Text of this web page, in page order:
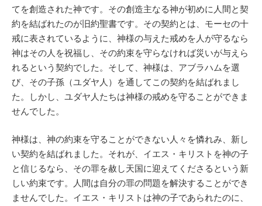
てを創造された神です。その創造主なる神が初めに人間と契
約を結ばれたのが旧約聖書です。その契約とは、モーセの十
戒に表されているように、神様の与えた戒めを人が守るなら
神はその人を祝福し、その約束を守らなければ災いが与えら
れるという契約でした。そして、神様は、アブラハムを選
び、その子孫（ユダヤ人）を通してこの契約を結ばれまし
た。しかし、ユダヤ人たちは神様の戒めを守ることができま
せんでした。
神様は、神の約束を守ることができない人々を憐れみ、新し
い契約を結ばれました。それが、イエス・キリストを神の子
と信じるなら、その罪を赦し天国に迎えてくださるという新
しい約束です。人間は自分の罪の問題を解決することができ
ませんでした。イエス・キリストは神の子であられたのに、